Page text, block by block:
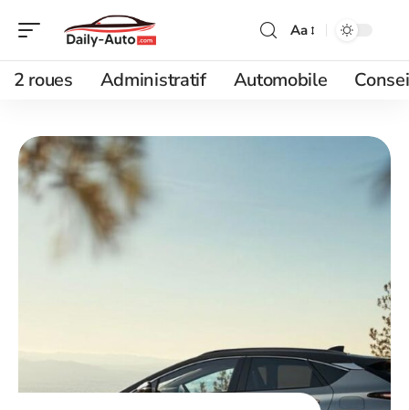
Aa
2 roues Administratif Automobile